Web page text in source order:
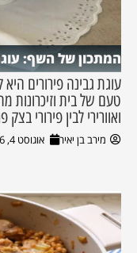
המתכון של השף:
עוגת גבינה פירורים
טעם של בית וזיכרונות
ואוורירי לבין פירורי
מירב בן יאיר אוגוסט 4, 2026